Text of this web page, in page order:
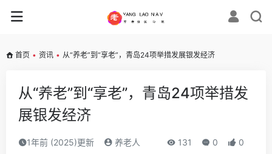
首页 • 资讯 • 从“养老”到“享老”，青岛24项举措发展银发经济
从“养老”到“享老”，青岛24项举措发
展银发经济
1年前 (2025)更新 养老人 131 0 0